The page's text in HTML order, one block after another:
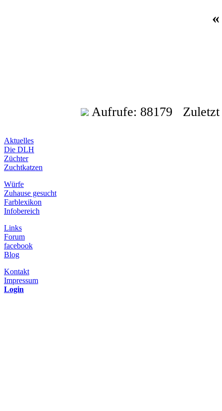
Aufrufe: 88179 Zuletzt
Aktuelles
Die DLH
Züchter
Zuchtkatzen
Würfe
Zuhause gesucht
Farblexikon
Infobereich
Links
Forum
facebook
Blog
Kontakt
Impressum
Login